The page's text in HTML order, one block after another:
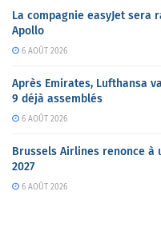
La compagnie easyJet sera
Apollo
6 AOÛT 2026
Après Emirates, Lufthansa
9 déjà assemblés
6 AOÛT 2026
Brussels Airlines renonce à
2027
6 AOÛT 2026